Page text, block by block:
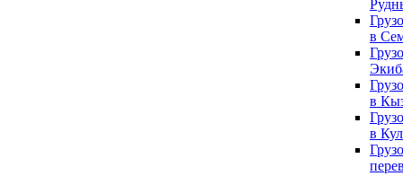
в
в
в